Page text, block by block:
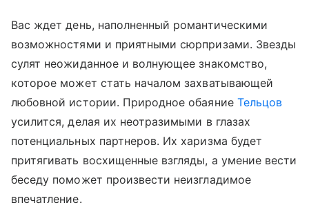
Вас ждет день, наполненный романтическими
возможностями и приятными сюрпризами. Звезды
сулят неожиданное и волнующее знакомство,
которое может стать началом захватывающей
любовной истории. Природное обаяние Тельцов
усилится, делая их неотразимыми в глазах
потенциальных партнеров. Их харизма будет
притягивать восхищенные взгляды, а умение вести
беседу поможет произвести неизгладимое
впечатление.